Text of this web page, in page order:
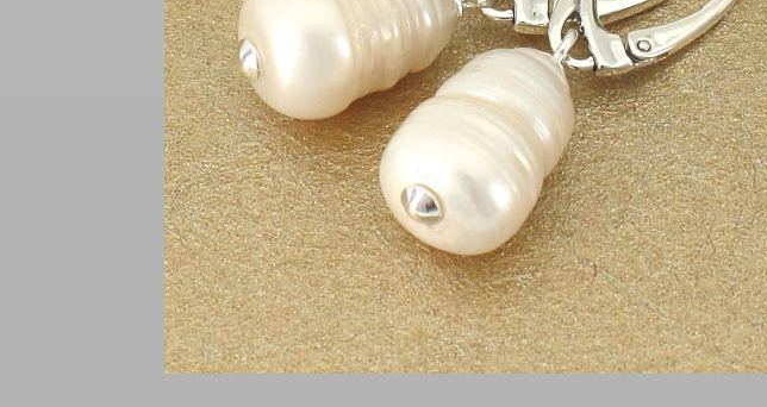
Meld je aan
Ontvang de